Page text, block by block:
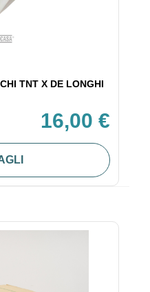
TNT X DE LONGHI
16,00 €